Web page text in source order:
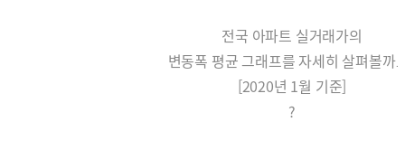
전국 아파트 실거래가의
변동폭 평균 그래프를 자세히 살펴볼까
[2020년 1월 기준]
?